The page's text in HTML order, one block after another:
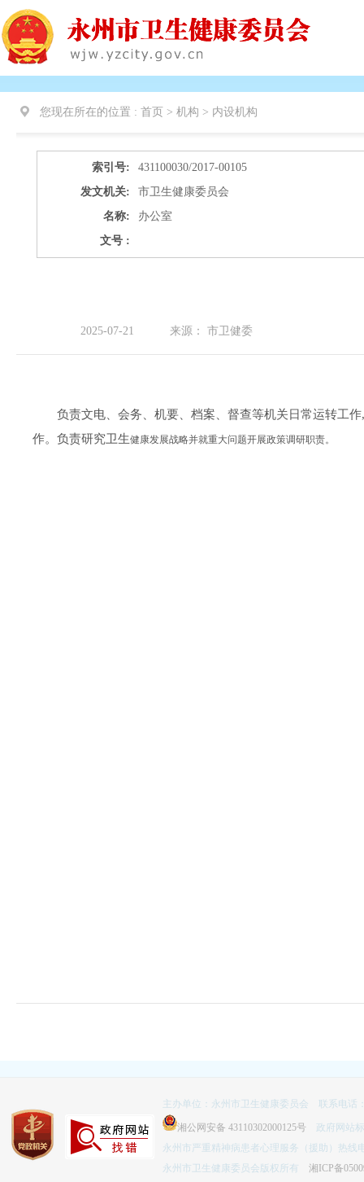
您现在所在的位置 : 首页 > 机构 > 内设机构
索引号:
431100030/2017-00105
发文机关:
市卫生健康委员会
名称:
办公室
文号 :
2025-07-21 来源： 市卫健委
负责文电、会务、机要、档案、督查等机关日常运转工作
作。 负责研究卫生健康发展战略并就重大问题开展政策调研职责。
主办单位：永州市卫生健康委员会 联系电话
湘公网安备 43110302000125号 政府网站标
永州市严重精神病患者心理服务（援助）热线
永州市卫生健康委员会版权所有 湘ICP备